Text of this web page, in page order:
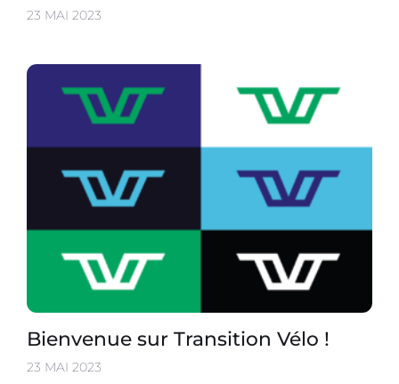
23 MAI 2023
Bienvenue sur Transition Vélo !
23 MAI 2023